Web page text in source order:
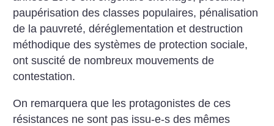
paupérisation des classes populaires, pénalisation
de la pauvreté, déréglementation et destruction
méthodique des systèmes de protection sociale,
ont suscité de nombreux mouvements de
contestation.
On remarquera que les protagonistes de ces
résistances ne sont pas issu-e-s des mêmes